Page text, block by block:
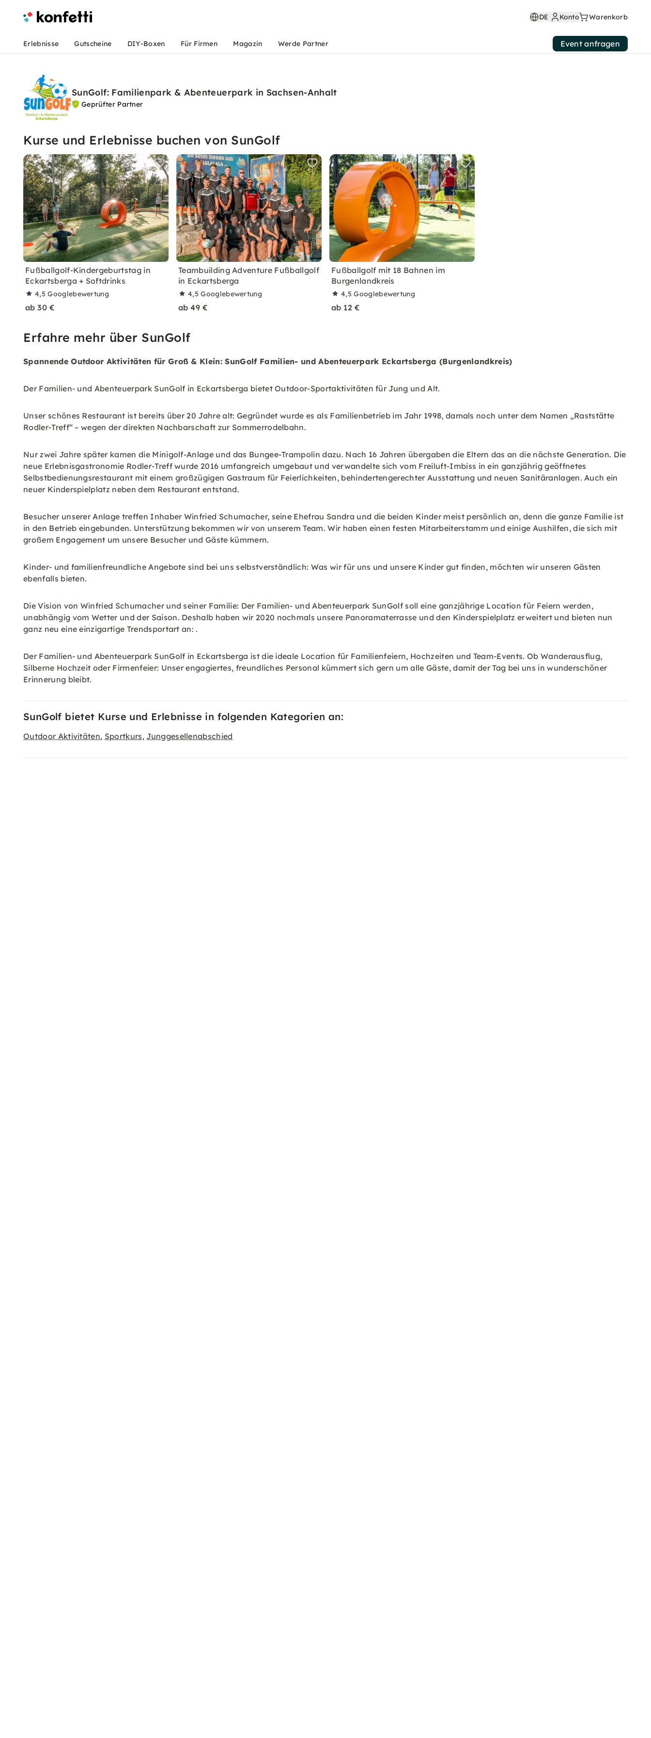
DE Konto Warenkorb
Erlebnisse Gutscheine DIY-Boxen Für Firmen Magazin Werde Partner Event anfragen
SunGolf: Familienpark & Abenteuerpark in Sachsen-Anhalt
Geprüfter Partner
Kurse und Erlebnisse buchen von SunGolf
Fußballgolf-Kindergeburtstag in
Eckartsberga + Softdrinks
4,5Googlebewertung
ab 30 €
Teambuilding Adventure Fußballgolf
in Eckartsberga
4,5Googlebewertung
ab 49 €
Fußballgolf mit 18 Bahnen im
Burgenlandkreis
4,5Googlebewertung
ab 12 €
Erfahre mehr über SunGolf
Spannende Outdoor Aktivitäten für Groß & Klein: SunGolf Familien- und Abenteuerpark Eckartsberga (Burgenlandkreis)
Der Familien- und Abenteuerpark SunGolf in Eckartsberga bietet Outdoor-Sportaktivitäten für Jung und Alt.
Unser schönes Restaurant ist bereits über 20 Jahre alt: Gegründet wurde es als Familienbetrieb im Jahr 1998, damals noch unter dem Namen „Raststätte
Rodler-Treff“ – wegen der direkten Nachbarschaft zur Sommerrodelbahn.
Nur zwei Jahre später kamen die Minigolf-Anlage und das Bungee-Trampolin dazu. Nach 16 Jahren übergaben die Eltern das an die nächste Generation. Die
neue Erlebnisgastronomie Rodler-Treff wurde 2016 umfangreich umgebaut und verwandelte sich vom Freiluft-Imbiss in ein ganzjährig geöffnetes
Selbstbedienungsrestaurant mit einem großzügigen Gastraum für Feierlichkeiten, behindertengerechter Ausstattung und neuen Sanitäranlagen. Auch ein
neuer Kinderspielplatz neben dem Restaurant entstand.
Besucher unserer Anlage treffen Inhaber Winfried Schumacher, seine Ehefrau Sandra und die beiden Kinder meist persönlich an, denn die ganze Familie ist
in den Betrieb eingebunden. Unterstützung bekommen wir von unserem Team. Wir haben einen festen Mitarbeiterstamm und einige Aushilfen, die sich mit
großem Engagement um unsere Besucher und Gäste kümmern.
Kinder- und familienfreundliche Angebote sind bei uns selbstverständlich: Was wir für uns und unsere Kinder gut finden, möchten wir unseren Gästen
ebenfalls bieten.
Die Vision von Winfried Schumacher und seiner Familie: Der Familien- und Abenteuerpark SunGolf soll eine ganzjährige Location für Feiern werden,
unabhängig vom Wetter und der Saison. Deshalb haben wir 2020 nochmals unsere Panoramaterrasse und den Kinderspielplatz erweitert und bieten nun
ganz neu eine einzigartige Trendsportart an: .
Der Familien- und Abenteuerpark SunGolf in Eckartsberga ist die ideale Location für Familienfeiern, Hochzeiten und Team-Events. Ob Wanderausflug,
Silberne Hochzeit oder Firmenfeier: Unser engagiertes, freundliches Personal kümmert sich gern um alle Gäste, damit der Tag bei uns in wunderschöner
Erinnerung bleibt.
SunGolf bietet Kurse und Erlebnisse in folgenden Kategorien an:
Outdoor Aktivitäten, Sportkurs, Junggesellenabschied